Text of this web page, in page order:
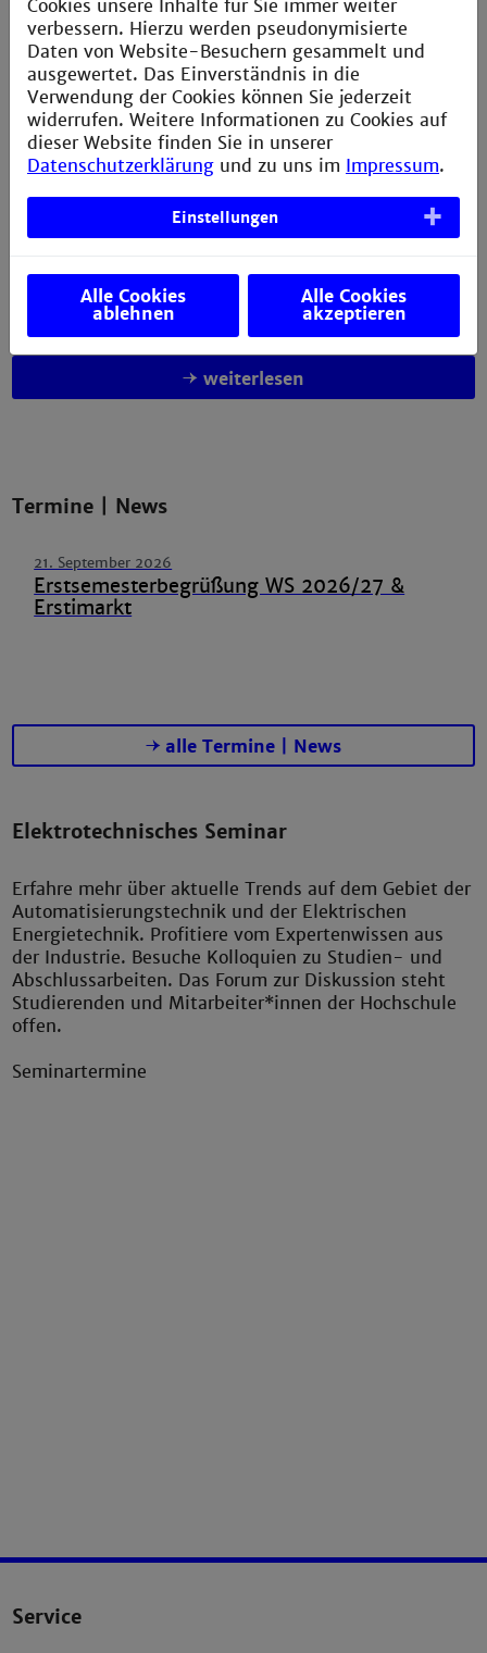
alle Blogartikel
Schülerpraktika
Lass dich von unseren Studiengängen elektrisieren.
Ob Schnuppervorlesungen oder Experimente in
Mitarbeiter*innen erklären dir gerne unser Angebot.
Einen Einblick in unsere Fakultät gibt dir ein
Praktikum.
weiterlesen
Termine | News
21. September 2026
Erstsemesterbegrüßung WS 2026/27 &
Erstimarkt
alle Termine | News
Elektrotechnisches Seminar
Erfahre mehr über aktuelle Trends auf dem Gebiet der
Automatisierungstechnik und der Elektrischen
Energietechnik. Profitiere vom Expertenwissen aus
der Industrie. Besuche Kolloquien zu Studien- und
Abschlussarbeiten. Das Forum zur Diskussion steht
Studierenden und Mitarbeiter*innen der Hochschule
offen.
Seminartermine
Service
Cookies unsere Inhalte für Sie immer weiter
verbessern. Hierzu werden pseudonymisierte
Daten von Website-Besuchern gesammelt und
ausgewertet. Das Einverständnis in die
Verwendung der Cookies können Sie jederzeit
widerrufen. Weitere Informationen zu Cookies auf
dieser Website finden Sie in unserer
Datenschutzerklärung und zu uns im Impressum.
Einstellungen
Alle Cookies
ablehnen
Alle Cookies
akzeptieren